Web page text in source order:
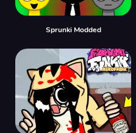
Sprunki Modded